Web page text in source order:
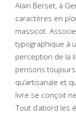
Alain Berset, à
caractères en
massicot.
typographique à
perception de la
pensons
qu’artisanale et
livre se conçoit
Tout d’abord les